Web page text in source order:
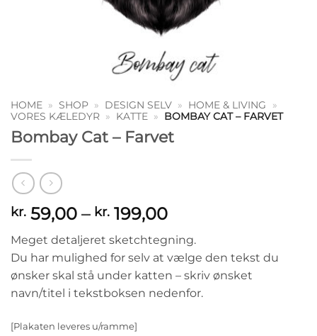
HOME » SHOP » DESIGN SELV » HOME & LIVING
»
VORES KÆLEDYR » KATTE » BOMBAY CAT – FARVET
Bombay Cat – Farvet
kr. 59,00 – kr. 199,00Prisinterval:
kr. 59,00
til
kr. 199,00
Meget detaljeret sketchtegning.
Du har mulighed for selv at vælge den tekst du
ønsker skal stå under katten – skriv ønsket
navn/titel i tekstboksen nedenfor.
[Plakaten leveres u/ramme]